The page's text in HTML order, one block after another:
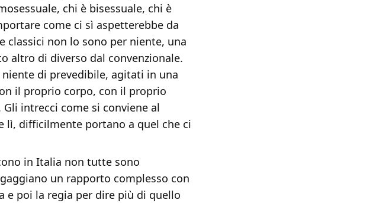
chi è bisessuale, chi è
come ci sì aspetterebbe da
classici non lo sono per niente, una
altro di diverso dal convenzionale.
di prevedibile, agitati in una
il proprio corpo, con il proprio
intrecci come si conviene al
lì, difficilmente portano a quel che ci
in Italia non tutte sono
un rapporto complesso con
poi la regia per dire più di quello